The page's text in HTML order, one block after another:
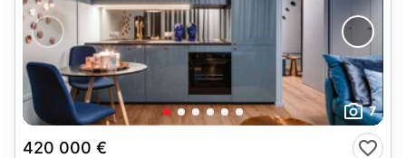
7
420 000 €